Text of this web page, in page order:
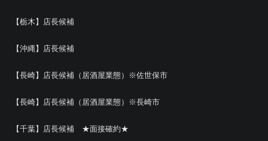
【栃木】店長候補
【沖縄】店長候補
【長崎】店長候補（居酒屋業態）※佐世保市
【長崎】店長候補（居酒屋業態）※長崎市
【千葉】店長候補 ★面接確約★